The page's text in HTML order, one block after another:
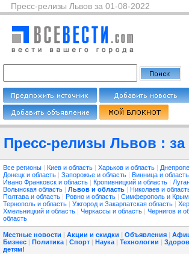
Пресс-релизы Львов за 01-08-2022
Пресс-релизы Львов : за
Все регионы | Киев и область | Харьков и область |
Донецк и область | Запорожье и область | Винница и область
Ивано Франковск и область | Кропивницкий и область |
Волынская область | Львов и область | Николаев и
Полтава и область | Ровно и область | Симферополь и Крым
Тернополь и область | Ужгород и Закарпатская область |
Хмельницкий и область | Черкассы и область | Чернигов и
область
Местные новости | Акции и скидки | Объявления |
Бизнес | Политика | Спорт | Наука | Технологии |
детям!